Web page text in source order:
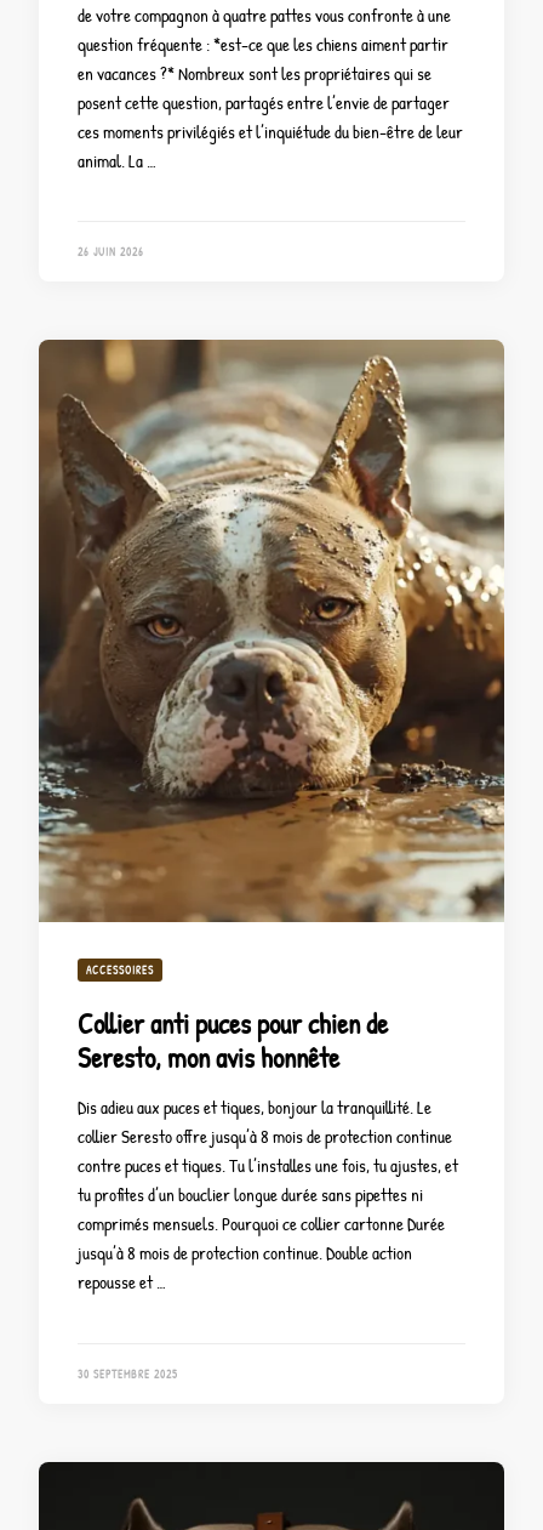
de votre compagnon à quatre pattes vous confronte à une
question fréquente : *est-ce que les chiens aiment partir
en vacances ?* Nombreux sont les propriétaires qui se
posent cette question, partagés entre l’envie de partager
ces moments privilégiés et l’inquiétude du bien-être de leur
animal. La …
26 JUIN 2026
ACCESSOIRES
Collier anti puces pour chien de
Seresto, mon avis honnête
Dis adieu aux puces et tiques, bonjour la tranquillité. Le
collier Seresto offre jusqu’à 8 mois de protection continue
contre puces et tiques. Tu l’installes une fois, tu ajustes, et
tu profites d’un bouclier longue durée sans pipettes ni
comprimés mensuels. Pourquoi ce collier cartonne Durée
jusqu’à 8 mois de protection continue. Double action
repousse et …
30 SEPTEMBRE 2025